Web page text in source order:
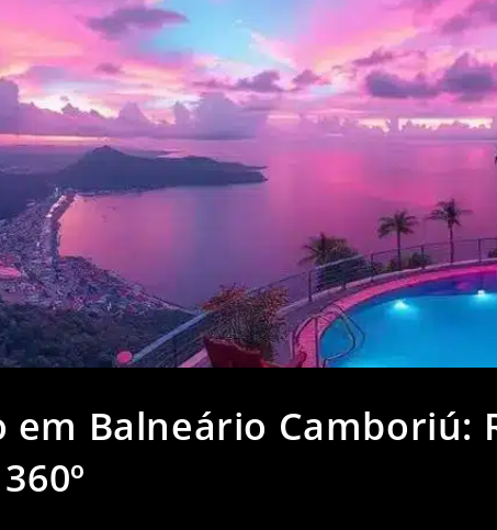
Balneário Camboriú: